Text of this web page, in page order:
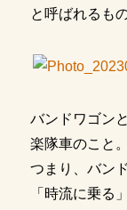
と呼ばれるもの
バンドワゴン
楽隊車のこと。
つまり、バン
「時流に乗る